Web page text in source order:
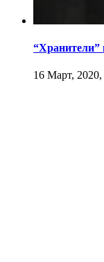
“Хранители”
16 Март, 2020,